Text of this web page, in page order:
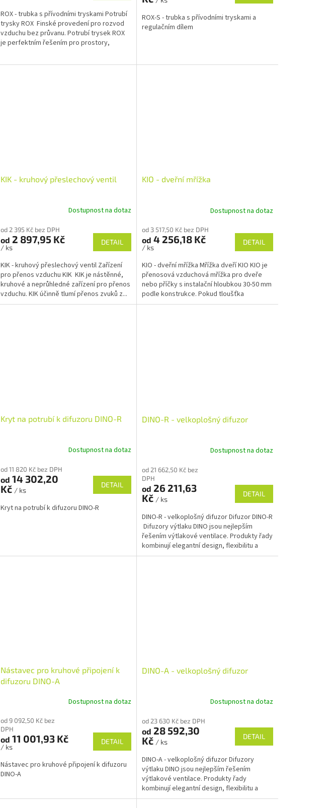
ROX - trubka s přívodními tryskami Potrubí
trysky ROX Finské provedení pro rozvod
vzduchu bez průvanu. Potrubí trysek ROX
je perfektním řešením pro prostory,
ROX-S - trubka s přívodními tryskami a
regulačním dílem
KIK - kruhový přeslechový ventil
Dostupnost na dotaz
od 2 395 Kč bez DPH
od 2 897,95 Kč
/ ks
DETAIL
KIK - kruhový přeslechový ventil Zařízení
pro přenos vzduchu KIK KIK je nástěnné,
kruhové a neprůhledné zařízení pro přenos
vzduchu. KIK účinně tlumí přenos zvuků z...
KIO - dveřní mřížka
Dostupnost na dotaz
od 3 517,50 Kč bez DPH
od 4 256,18 Kč
/ ks
DETAIL
KIO - dveřní mřížka Mřížka dveří KIO KIO je
přenosová vzduchová mřížka pro dveře
nebo příčky s instalační hloubkou 30-50 mm
podle konstrukce. Pokud tloušťka
konstrukce...
Kryt na potrubí k difuzoru DINO-R
Dostupnost na dotaz
od 11 820 Kč bez DPH
od 14 302,20
Kč / ks
DETAIL
Kryt na potrubí k difuzoru DINO-R
DINO-R - velkoplošný difuzor
Dostupnost na dotaz
od 21 662,50 Kč bez
DPH
od 26 211,63
Kč / ks
DETAIL
DINO-R - velkoplošný difuzor Difuzor DINO-R
Difuzory výtlaku DINO jsou nejlepším
řešením výtlakové ventilace. Produkty řady
kombinují elegantní design, flexibilitu a
vysokou...
Nástavec pro kruhové připojení k
difuzoru DINO-A
Dostupnost na dotaz
od 9 092,50 Kč bez
DPH
od 11 001,93 Kč
/ ks
DETAIL
Nástavec pro kruhové připojení k difuzoru
DINO-A
DINO-A - velkoplošný difuzor
Dostupnost na dotaz
od 23 630 Kč bez DPH
od 28 592,30
Kč / ks
DETAIL
DINO-A - velkoplošný difuzor Difuzory
výtlaku DINO jsou nejlepším řešením
výtlakové ventilace. Produkty řady
kombinují elegantní design, flexibilitu a
vysokou kapacitu. Nízká...